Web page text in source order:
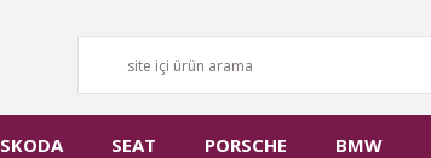
SKODA SEAT PORSCHE BMW